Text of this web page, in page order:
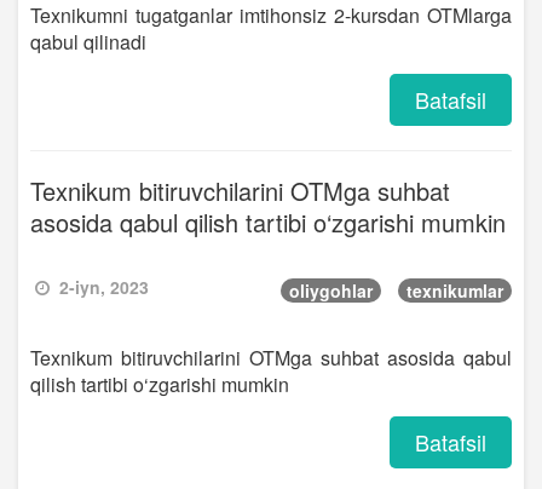
Texnikumni tugatganlar imtihonsiz 2-kursdan OTMlarga
qabul qilinadi
Batafsil
Texnikum bitiruvchilarini OTMga suhbat
asosida qabul qilish tartibi o‘zgarishi mumkin
2-iyn, 2023 oliygohlar texnikumlar
Texnikum bitiruvchilarini OTMga suhbat asosida qabul
qilish tartibi o‘zgarishi mumkin
Batafsil